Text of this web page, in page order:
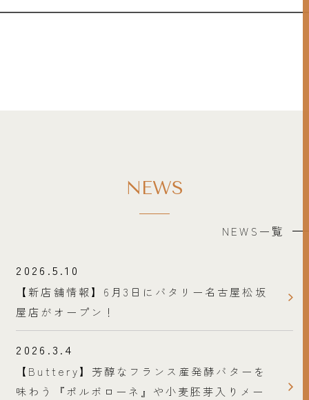
NEWS
NEWS一覧
2026.5.10
【新店舗情報】6月3日にバタリー名古屋松坂
屋店がオープン！
2026.3.4
【Buttery】芳醇なフランス産発酵バターを
味わう『ポルボローネ』や小麦胚芽入りメー